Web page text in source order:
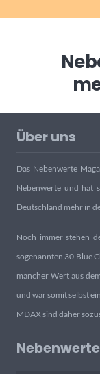
Über uns
Das Nebenwerte
Nebenwerte und hat
Deutschland mehr in
Noch immer stehen
sogenannten 30 Blue
mancher Wert aus
und war somit selbst
MDAX sind daher